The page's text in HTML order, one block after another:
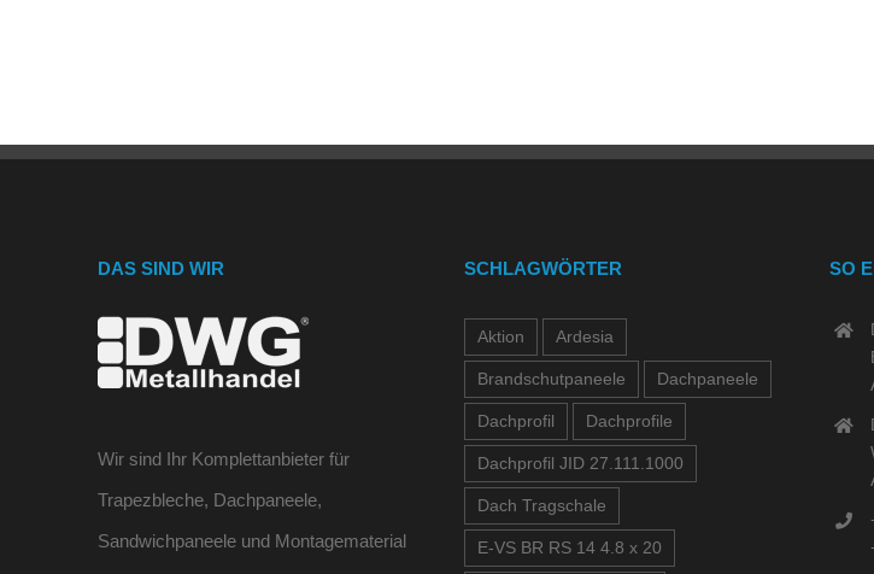
DAS SIND WIR
Wir sind Ihr Komplettanbieter für
Trapezbleche, Dachpaneele,
Sandwichpaneele und Montagematerial
SCHLAGWÖRTER
Aktion Ardesia
Brandschutpaneele Dachpaneele
Dachprofil Dachprofile
Dachprofil JID 27.111.1000
Dach Tragschale
E-VS BR RS 14 4.8 x 20
SO